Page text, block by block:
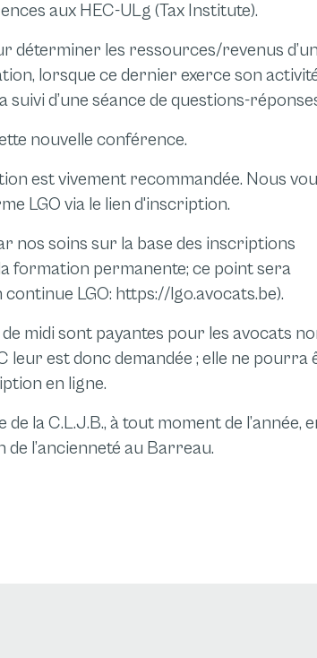
aux HEC-ULg (Tax Institute).
déterminer les ressources/revenus
lorsque ce dernier exerce son
d’une séance de questions-
nouvelle conférence.
est vivement recommandée. Nous
LGO via le lien d'inscription.
nos soins sur la base des inscriptions
formation permanente; ce point sera
LGO: https://lgo.avocats.be).
midi sont payantes pour les avocats
leur est donc demandée ; elle ne pourra
en ligne.
la C.L.J.B., à tout moment de l’année,
l’ancienneté au Barreau.